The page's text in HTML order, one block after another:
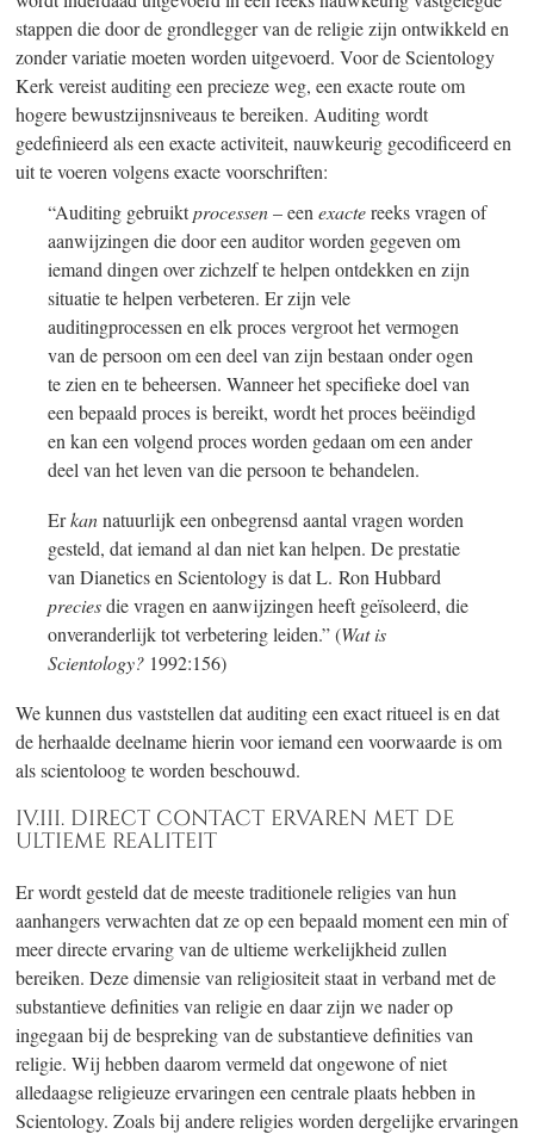
stappen die door de grondlegger van de religie zijn ontwikkeld en
zonder variatie moeten worden uitgevoerd. Voor de Scientology
Kerk vereist auditing een precieze weg, een exacte route om
hogere bewustzijnsniveaus te bereiken. Auditing wordt
gedefinieerd als een exacte activiteit, nauwkeurig gecodificeerd en
uit te voeren volgens exacte voorschriften:
“Auditing gebruiktprocessen– een exactereeks vragen of
aanwijzingen die door een auditor worden gegeven om
iemand dingen over zichzelf te helpen ontdekken en zijn
situatie te helpen verbeteren. Er zijn vele
auditingprocessen en elk proces vergroot het vermogen
van de persoon om een deel van zijn bestaan onder ogen
te zien en te beheersen. Wanneer het specifieke doel van
een bepaald proces is bereikt, wordt het proces beëindigd
en kan een volgend proces worden gedaan om een ander
deel van het leven van die persoon te behandelen.
Erkannatuurlijk een onbegrensd aantal vragen worden
gesteld, dat iemand al dan niet kan helpen. De prestatie
van Dianetics en Scientology is dat L. Ron Hubbard
preciesdie vragen en aanwijzingen heeft geïsoleerd, die
onveranderlijk tot verbetering leiden.” (Wat is
Scientology? 1992:156)
We kunnen dus vaststellen dat auditing een exact ritueel is en dat
de herhaalde deelname hierin voor iemand een voorwaarde is om
als scientoloog te worden beschouwd.
IV.III. DIRECT CONTACT ERVAREN MET DE
ULTIEME REALITEIT
Er wordt gesteld dat de meeste traditionele religies van hun
aanhangers verwachten dat ze op een bepaald moment een min of
meer directe ervaring van de ultieme werkelijkheid zullen
bereiken. Deze dimensie van religiositeit staat in verband met de
substantieve definities van religie en daar zijn we nader op
ingegaan bij de bespreking van de substantieve definities van
religie. Wij hebben daarom vermeld dat ongewone of niet
alledaagse religieuze ervaringen een centrale plaats hebben in
Scientology. Zoals bij andere religies worden dergelijke ervaringen